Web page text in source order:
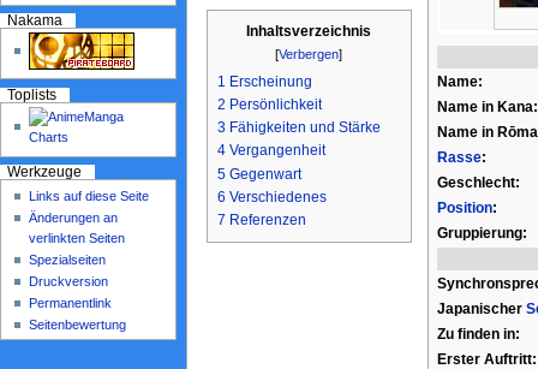
Name:
Name in Kana:
Name in
Rasse:
Geschlecht:
Position:
Gruppierung:
Japanischer
Zu finden in:
Erster Auftritt:
Inhaltsverzeichnis
[Verbergen]
1 Erscheinung
2 Persönlichkeit
3 Fähigkeiten und Stärke
4 Vergangenheit
5 Gegenwart
6 Verschiedenes
7 Referenzen
Nakama
Toplists
Werkzeuge
Links auf diese Seite
Änderungen an
verlinkten Seiten
Spezialseiten
Druckversion
Permanentlink
Seitenbewertung